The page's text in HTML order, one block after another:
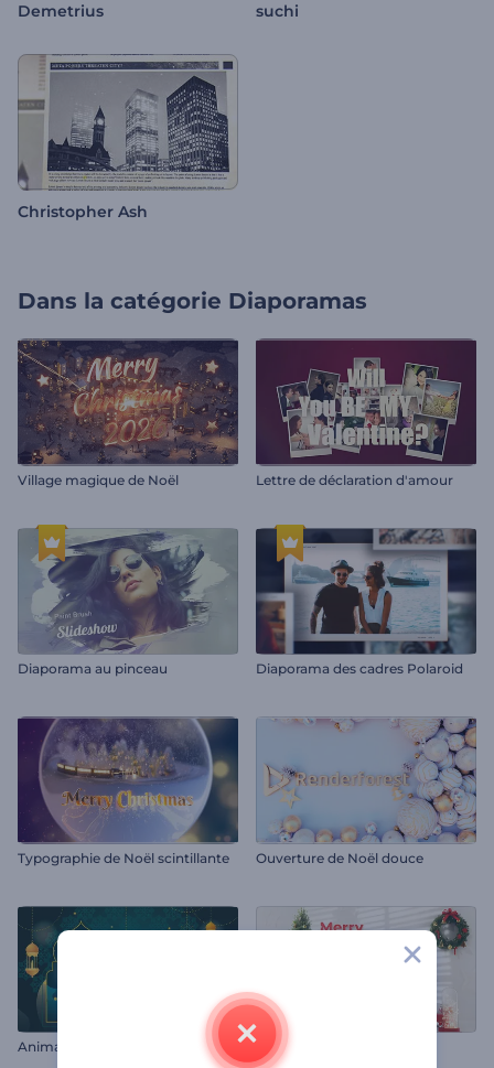
Demetrius suchi
Christopher Ash
Dans la catégorie Diaporamas
Village magique de Noël Lettre de déclaration d'amour
Diaporama au pinceau Diaporama des cadres Polaroid
Typographie de Noël scintillante Ouverture de Noël douce
Animations de Lailat al Miraj Intro Arbre de Noël décoré